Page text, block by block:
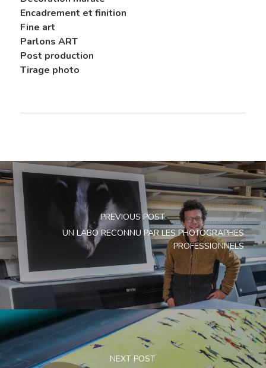
Encadrement et finition
Fine art
Parlons ART
Post production
Tirage photo
PREVIOUS POST
UN LABO RECONNU PAR LES PHOTOGRAPHES
PROFESSIONNELS
NEXT POST